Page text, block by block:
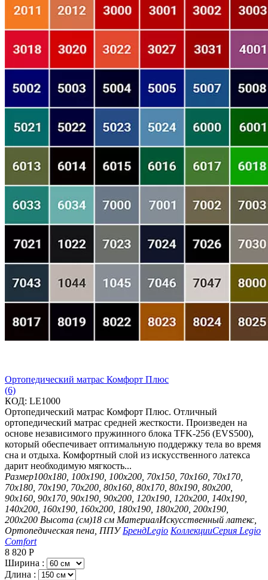
Ортопедический матрас Комфорт Плюс
(6)
КОД: LE1000
Ортопедический матрас Комфорт Плюс. Отличный
ортопедический матрас средней жесткости. Произведен на
основе независимого пружинного блока TFK-256 (EVS500),
который обеспечивает оптимальную поддержку тела во время
сна и отдыха. Комфортный слой из искусственного латекса
дарит необходимую мягкость...
Размер100х180, 100х190, 100х200, 70х150, 70х160, 70х170,
70х180, 70х190, 70х200, 80х160, 80х170, 80х190, 80х200,
90х160, 90х170, 90х190, 90х200, 120х190, 120х200, 140х190,
140х200, 160х190, 160х200, 180х190, 180х200, 200х190,
200х200 Высота (см)18 см МатериалИскусственный латекс,
Ортопедическая пена, ППУ БрендLegio КоллекцииСерия Legio
Comfort
8 820 Р
Ширина :
Длина :